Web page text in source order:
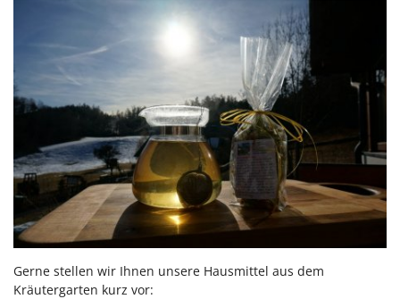
Gerne stellen wir Ihnen unsere Hausmittel aus dem
Kräutergarten kurz vor: